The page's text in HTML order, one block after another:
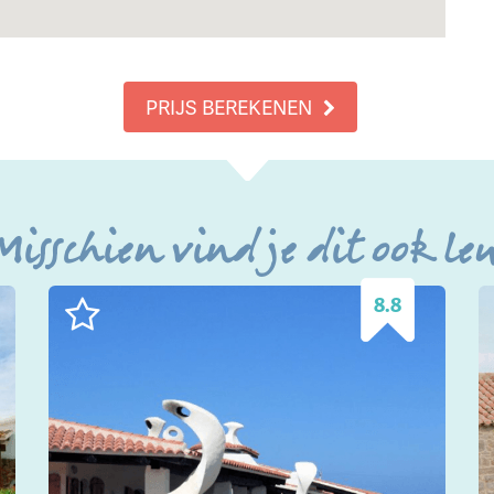
PRIJS BEREKENEN
vind je dit ook
8.8